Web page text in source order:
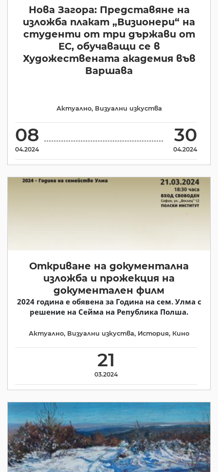
Нова Загора: Представяне на
изложба плакат „Визионери“ на
студенти от три държави от
ЕС, обучаващи се в
Художествената академия във
Варшава
08
04.2024
30
04.2024
Актуално, Визуални изкуства
Откриване на документална
изложба и прожекция на
документален филм
2024 година e обявена за Година на сем. Улма с
решение на Сейма на Република Полша.
21
03.2024
Актуално, Визуални изкуства, История, Кино